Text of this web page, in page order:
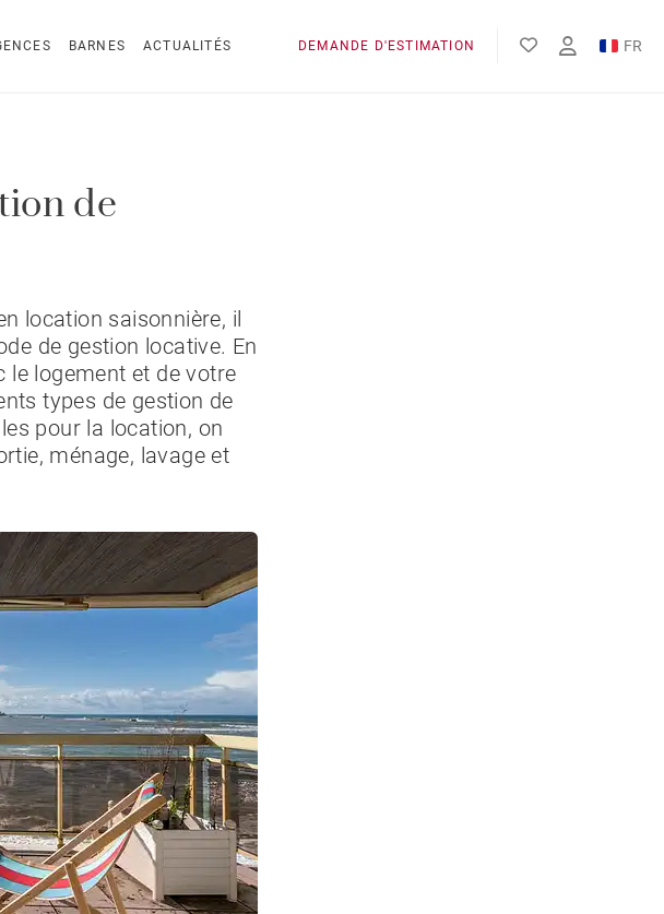
BARNES ACTUALITÉS DEMANDE D'ESTIMATION FR
EN
de
location saisonnière, il
de gestion locative. En
logement et de votre
types de gestion de
pour la location, on
ménage, lavage et